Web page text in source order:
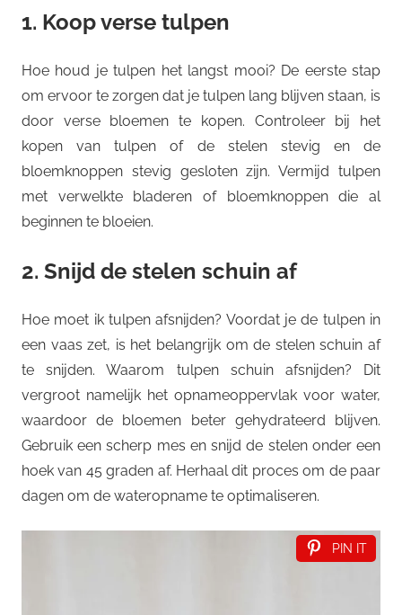
1. Koop verse tulpen
Hoe houd je tulpen het langst mooi? De eerste stap
om ervoor te zorgen dat je tulpen lang blijven staan, is
door verse bloemen te kopen. Controleer bij het
kopen van tulpen of de stelen stevig en de
bloemknoppen stevig gesloten zijn. Vermijd tulpen
met verwelkte bladeren of bloemknoppen die al
beginnen te bloeien.
2. Snijd de stelen schuin af
Hoe moet ik tulpen afsnijden? Voordat je de tulpen in
een vaas zet, is het belangrijk om de stelen schuin af
te snijden. Waarom tulpen schuin afsnijden? Dit
vergroot namelijk het opnameoppervlak voor water,
waardoor de bloemen beter gehydrateerd blijven.
Gebruik een scherp mes en snijd de stelen onder een
hoek van 45 graden af. Herhaal dit proces om de paar
dagen om de wateropname te optimaliseren.
PIN IT